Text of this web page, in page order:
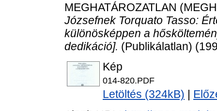
MEGHATÁROZATLAN
Józsefnek Torquato Tasso:
különösképpen a
dedikáció]. (Publikálatlan)
Kép
014-820.PDF
Letöltés (324kB)